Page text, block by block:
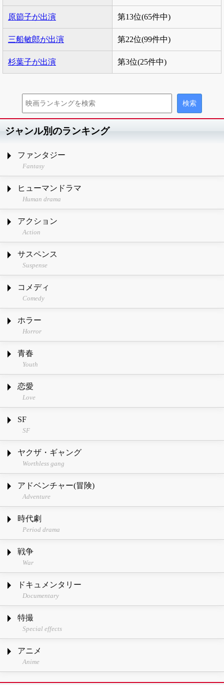
原節子が出演 第13位(65件中)
三船敏郎が出演 第22位(99件中)
杉葉子が出演 第3位(25件中)
ジャンル別のランキング
ファンタジー
Fantasy
ヒューマンドラマ
Human drama
アクション
Action
サスペンス
Suspense
コメディ
Comedy
ホラー
Horror
青春
Youth
恋愛
Love
SF
SF
ヤクザ・ギャング
Worthless gang
アドベンチャー(冒険)
Adventure
時代劇
Period drama
戦争
War
ドキュメンタリー
Documentary
特撮
Special effects
アニメ
Anime